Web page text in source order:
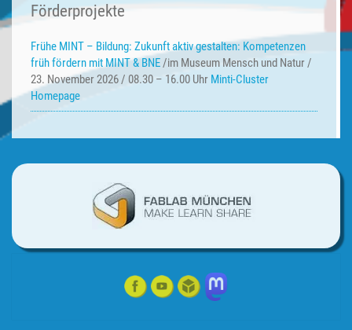
Förderprojekte
Frühe MINT – Bildung: Zukunft aktiv gestalten: Kompetenzen
früh fördern mit MINT & BNE/im Museum Mensch und Natur /
23. November 2026 / 08.30 – 16.00 Uhr Minti-Cluster
Homepage